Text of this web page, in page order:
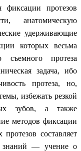
фиксации протезов
анатомическую
удерживающие
которых весьма
съемного протеза
задача, ибо
протеза, но,
избежать резкой
зубов, а также
методов фиксации
составляет
знаний — учение о